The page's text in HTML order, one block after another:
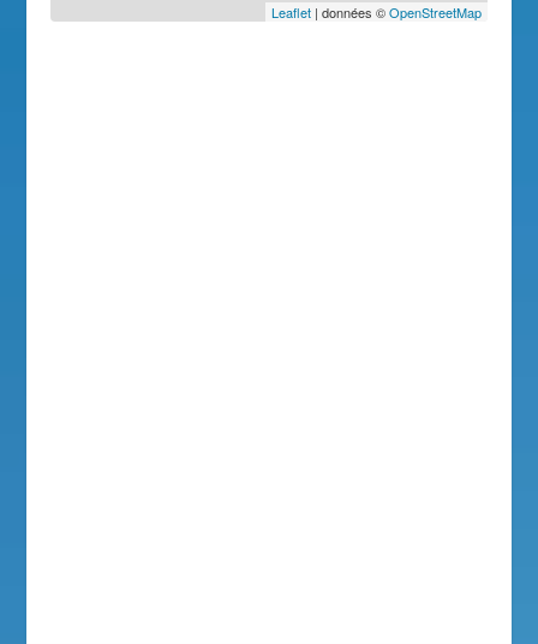
Leaflet| données ©OpenStreetMap